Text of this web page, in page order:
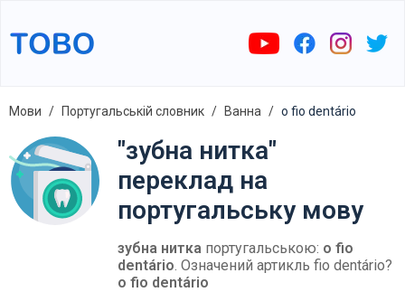
Мови Португальській словник Ванна o fio dentário
"зубна нитка"
переклад на
португальську мову
зубна нитка португальською: o fio
dentário. Означений артикль fio dentário?
o fio dentário